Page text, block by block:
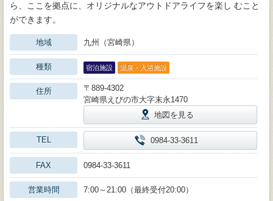
ら、ここを拠点に、オリジナルなアウトドアライフを楽し むこと
ができます。
地域 九州（宮崎県）
種類 宿泊施設 温泉・入浴施設
住所
〒889-4302
宮崎県えびの市大字末永1470
地図を見る
TEL 0984-33-3611
FAX 0984-33-3611
営業時間 7:00～21:00（最終受付20:00）